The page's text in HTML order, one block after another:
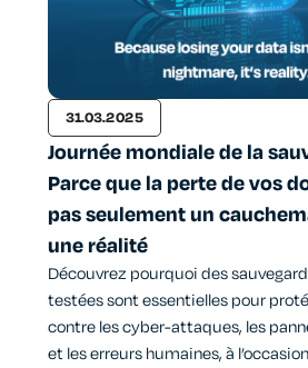
31.03.2025
Journée mondiale de la
Parce que la perte de vos
pas seulement un
une réalité
Découvrez pourquoi des
testées sont essentielles pour
contre les cyber-attaques, les
et les erreurs humaines, à